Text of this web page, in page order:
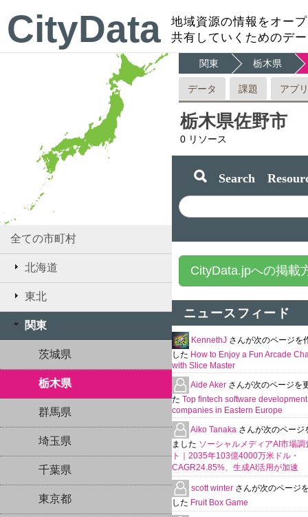
CityData
地域資源の情報をオー
共有していくためのデ
全ての市町村
北海道
東北
関東
茨城県
栃木県
群馬県
埼玉県
千葉県
東京都
関東 栃木県
データ 課題 アプリ
栃木県佐野市
0 リソース
Search
CityData.jpへの掲載
ニュースフィード
KennethJ さんが次のページを
した How to Enjoy a Fun Arcade
with Slice Master
Aide Aker さんが次のページを
た Top fintech software development
companies in Eastern Europe
Aiko Tanaka さんが次のページ
ました ソーシャルメディアAI市場調
ト｜2035年103億4000万米ドル・
CAGR24.85%、生成AI活用が加速
scott winter さんが次のページ
した Fruit Box Game